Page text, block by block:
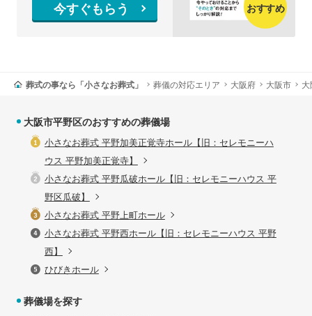
今すぐもらう おすすめ
葬式の事なら「小さなお葬式」 葬儀の対応エリア 大阪府 大阪市
大阪市平野区のおすすめの葬儀場
小さなお葬式 平野加美正覚寺ホール【旧：セレモニーハ
ウス 平野加美正覚寺】
小さなお葬式 平野瓜破ホール【旧：セレモニーハウス 平
野区瓜破】
小さなお葬式 平野上町ホール
小さなお葬式 平野西ホール【旧：セレモニーハウス 平野
西】
ひびきホール
葬儀場を探す